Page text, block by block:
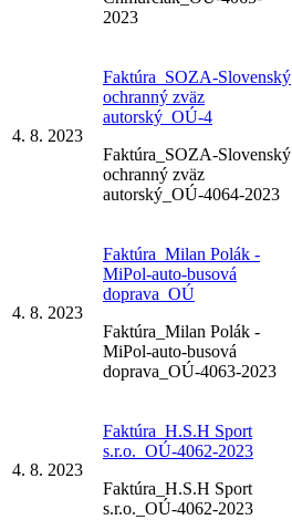
2023
4. 8. 2023
Faktúra_SOZA-Slovenský
ochranný zväz
autorský_OÚ-4
Faktúra_SOZA-Slovenský
ochranný zväz
autorský_OÚ-4064-2023
4. 8. 2023
Faktúra_Milan Polák -
MiPol-auto-busová
doprava_OÚ
Faktúra_Milan Polák -
MiPol-auto-busová
doprava_OÚ-4063-2023
4. 8. 2023
Faktúra_H.S.H Sport
s.r.o._OÚ-4062-2023
Faktúra_H.S.H Sport
s.r.o._OÚ-4062-2023